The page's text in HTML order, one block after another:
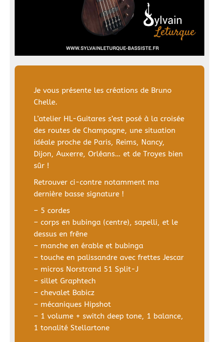
Je vous présente les créations de Bruno
Chelle.
L’atelier HL-Guitares s’est posé à la croisée
des routes de Champagne, une situation
idéale proche de Paris, Reims, Nancy,
Dijon, Auxerre, Orléans… et de Troyes bien
sûr !
Retrouver ci-contre notamment ma
dernière basse signature !
– 5 cordes
– corps en bubinga (centre), sapelli, et le
dessus en frêne
– manche en érable et bubinga
– touche en palissandre avec frettes Jescar
– micros Norstrand 51 Split-J
– sillet Graphtech
– chevalet Babicz
– mécaniques Hipshot
– 1 volume + switch deep tone, 1 balance,
1 tonalité Stellartone